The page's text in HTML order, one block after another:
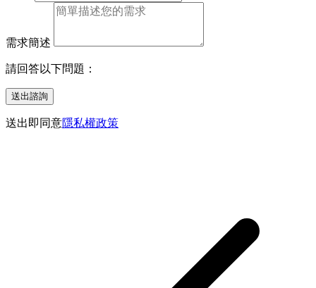
需求簡述
請回答以下問題：
送出諮詢
送出即同意隱私權政策